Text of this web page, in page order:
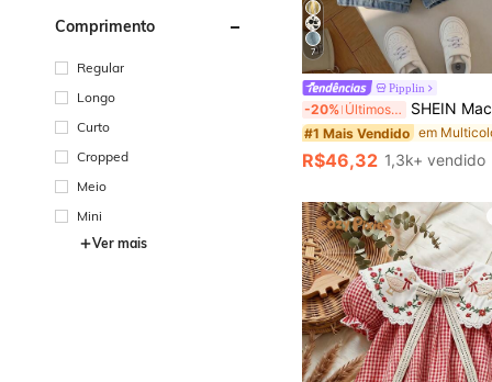
Comprimento
Regular
Longo
Curto
Cropped
Meio
Mini
Ver mais
7
Pipplin
-20% Últimos 3 dias SHEIN Macacão Denim Casual Fofo de Urso para Bebê
#1 Mais Vendido
R$46,32 1,3k+ vendido